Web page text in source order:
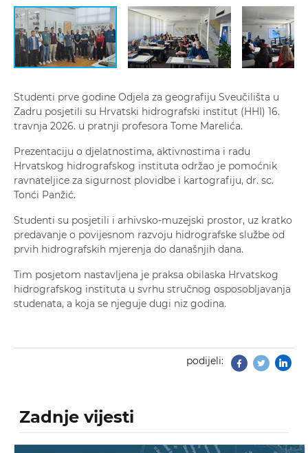
Studenti prve godine Odjela za geografiju Sveučilišta u
Zadru posjetili su Hrvatski hidrografski institut (HHI) 16.
travnja 2026. u pratnji profesora Tome Marelića.
Prezentaciju o djelatnostima, aktivnostima i radu
Hrvatskog hidrografskog instituta održao je pomoćnik
ravnateljice za sigurnost plovidbe i kartografiju, dr. sc.
Tonći Panžić.
Studenti su posjetili i arhivsko-muzejski prostor, uz kratko
predavanje o povijesnom razvoju hidrografske službe od
prvih hidrografskih mjerenja do današnjih dana.
Tim posjetom nastavljena je praksa obilaska Hrvatskog
hidrografskog instituta u svrhu stručnog osposobljavanja
studenata, a koja se njeguje dugi niz godina.
podijeli: Facebook
Twitter
Zadnje vijesti